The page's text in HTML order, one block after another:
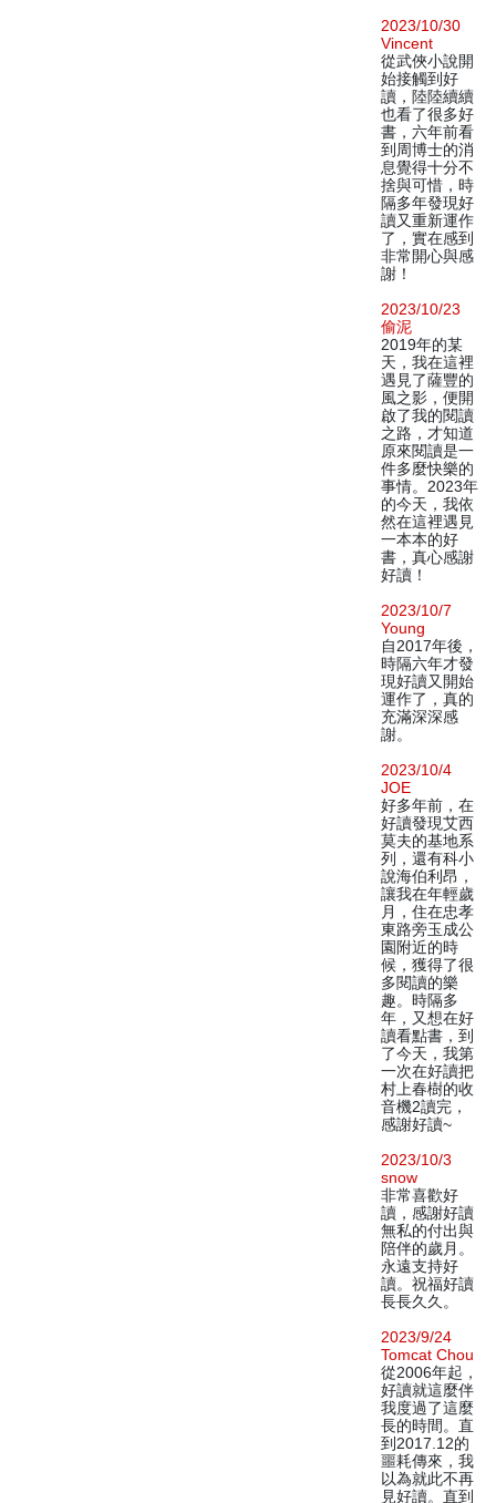
2023/10/30
Vincent
從武俠小說開
始接觸到好
讀，陸陸續續
也看了很多好
書，六年前看
到周博士的消
息覺得十分不
捨與可惜，時
隔多年發現好
讀又重新運作
了，實在感到
非常開心與感
謝！
2023/10/23
偷泥
2019年的某
天，我在這裡
遇見了薩豐的
風之影，便開
啟了我的閱讀
之路，才知道
原來閱讀是一
件多麼快樂的
事情。2023年
的今天，我依
然在這裡遇見
一本本的好
書，真心感謝
好讀！
2023/10/7
Young
自2017年後，
時隔六年才發
現好讀又開始
運作了，真的
充滿深深感
謝。
2023/10/4
JOE
好多年前，在
好讀發現艾西
莫夫的基地系
列，還有科小
說海伯利昂，
讓我在年輕歲
月，住在忠孝
東路旁玉成公
園附近的時
候，獲得了很
多閱讀的樂
趣。時隔多
年，又想在好
讀看點書，到
了今天，我第
一次在好讀把
村上春樹的收
音機2讀完，
感謝好讀~
2023/10/3
snow
非常喜歡好
讀，感謝好讀
無私的付出與
陪伴的歲月。
永遠支持好
讀。祝福好讀
長長久久。
2023/9/24
Tomcat Chou
從2006年起，
好讀就這麼伴
我度過了這麼
長的時間。直
到2017.12的
噩耗傳來，我
以為就此不再
見好讀。直到